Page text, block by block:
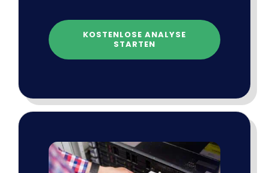
KOSTENLOSE ANALYSE
STARTEN